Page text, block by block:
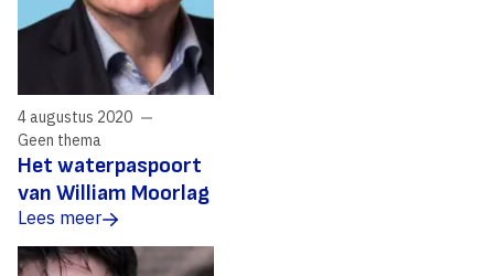
Het waterpaspoort
van William Moorlag
4 augustus 2020
Geen thema
Lees meer